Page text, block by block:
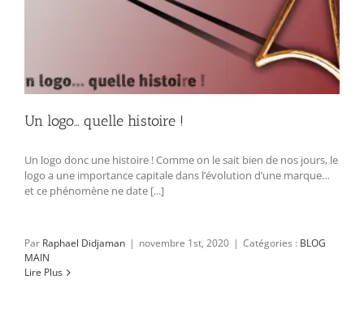
Un logo… quelle histoire !
Un logo donc une histoire ! Comme on le sait bien de nos jours, le
logo a une importance capitale dans l’évolution d’une marque…
et ce phénomène ne date [...]
Par Raphael Didjaman | novembre 1st, 2020 | Catégories : BLOG
MAIN
Lire Plus